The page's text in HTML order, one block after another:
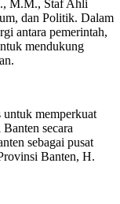
M.M., Staf Ahli
dan Politik. Dalam
antara pemerintah,
mendukung
untuk memperkuat
secara
sebagai pusat
Banten, H.